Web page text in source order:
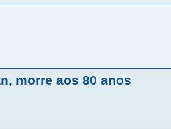
morre aos 80 anos